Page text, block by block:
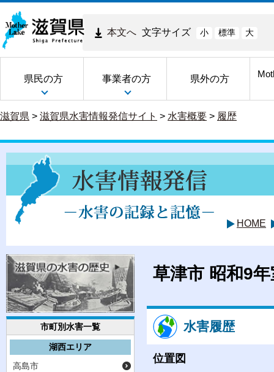
本文へ 文字サイズ 小 標準 大
県民の方 事業者の方 県外の方
滋賀県 > 滋賀県水害情報発信サイト > 水害概要 > 履歴
HOME
市町別水害一覧
湖西エリア
高島市
草津市 昭和9
水害履歴
位置図